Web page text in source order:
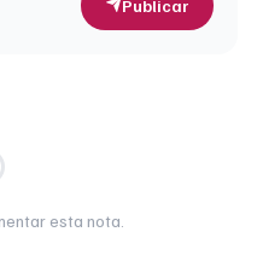
Publicar
esta nota.